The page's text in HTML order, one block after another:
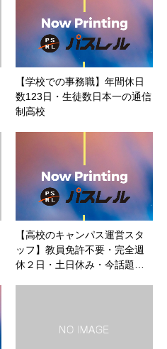
【学校での事務職】年間休日
数123日・生徒数日本一の通信
制高校
【高校のキャンパス運営スタ
ッフ】教員免許不要・完全週
休２日・土日休み・今話題…